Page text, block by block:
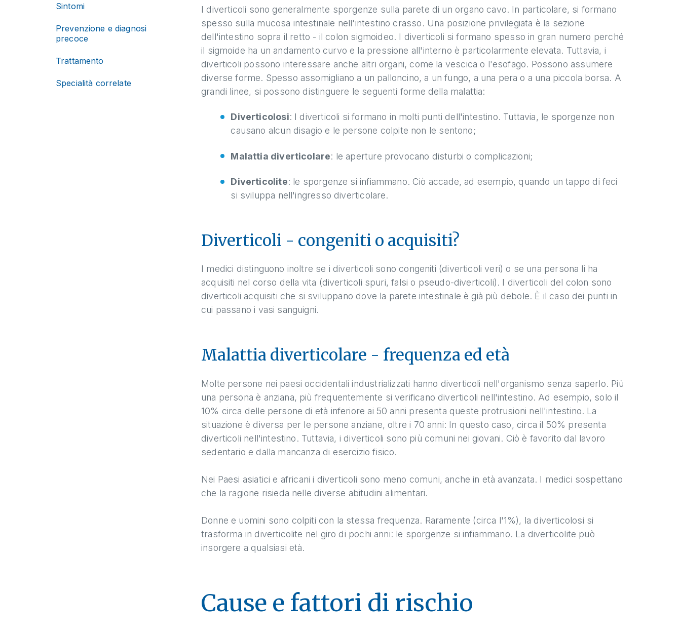
Sintomi
Prevenzione e diagnosi
precoce
Trattamento
Specialità correlate
I diverticoli sono generalmente sporgenze sulla parete di un organo cavo. In particolare, si formano
spesso sulla mucosa intestinale nell'intestino crasso. Una posizione privilegiata è la sezione
dell'intestino sopra il retto - il colon sigmoideo. I diverticoli si formano spesso in gran numero perché
il sigmoide ha un andamento curvo e la pressione all'interno è particolarmente elevata. Tuttavia, i
diverticoli possono interessare anche altri organi, come la vescica o l'esofago. Possono assumere
diverse forme. Spesso assomigliano a un palloncino, a un fungo, a una pera o a una piccola borsa. A
grandi linee, si possono distinguere le seguenti forme della malattia:
Diverticolosi: I diverticoli si formano in molti punti dell'intestino. Tuttavia, le sporgenze non
causano alcun disagio e le persone colpite non le sentono;
Malattia diverticolare: le aperture provocano disturbi o complicazioni;
Diverticolite: le sporgenze si infiammano. Ciò accade, ad esempio, quando un tappo di feci
si sviluppa nell'ingresso diverticolare.
Diverticoli - congeniti o acquisiti?
I medici distinguono inoltre se i diverticoli sono congeniti (diverticoli veri) o se una persona li ha
acquisiti nel corso della vita (diverticoli spuri, falsi o pseudo-diverticoli). I diverticoli del colon sono
diverticoli acquisiti che si sviluppano dove la parete intestinale è già più debole. È il caso dei punti in
cui passano i vasi sanguigni.
Malattia diverticolare - frequenza ed età
Molte persone nei paesi occidentali industrializzati hanno diverticoli nell'organismo senza saperlo. Più
una persona è anziana, più frequentemente si verificano diverticoli nell'intestino. Ad esempio, solo il
10% circa delle persone di età inferiore ai 50 anni presenta queste protrusioni nell'intestino. La
situazione è diversa per le persone anziane, oltre i 70 anni: In questo caso, circa il 50% presenta
diverticoli nell'intestino. Tuttavia, i diverticoli sono più comuni nei giovani. Ciò è favorito dal lavoro
sedentario e dalla mancanza di esercizio fisico.
Nei Paesi asiatici e africani i diverticoli sono meno comuni, anche in età avanzata. I medici sospettano
che la ragione risieda nelle diverse abitudini alimentari.
Donne e uomini sono colpiti con la stessa frequenza. Raramente (circa l'1%), la diverticolosi si
trasforma in diverticolite nel giro di pochi anni: le sporgenze si infiammano. La diverticolite può
insorgere a qualsiasi età.
Cause e fattori di rischio